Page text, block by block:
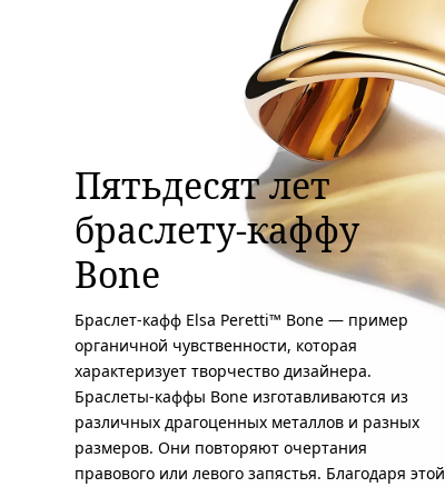
Пятьдесят лет
браслету-каффу
Bone
Браслет-кафф Elsa Peretti™ Bone — пример
органичной чувственности, которая
характеризует творчество дизайнера.
Браслеты-каффы Bone изготавливаются из
различных драгоценных металлов и разных
размеров. Они повторяют очертания
правового или левого запястья. Благодаря этой